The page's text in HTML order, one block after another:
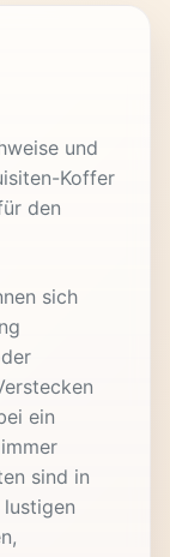
und
Koffer
den
sich
ein
sind in